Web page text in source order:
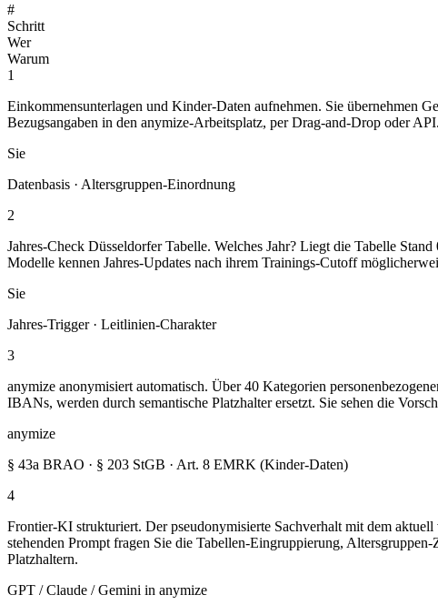
#
Schritt
Wer
Warum
1
Einkommensunterlagen und Kinder-Daten aufnehmen. Sie übernehmen
Bezugsangaben in den anymize-Arbeitsplatz, per Drag-and-Drop oder API.
Sie
Datenbasis · Altersgruppen-Einordnung
2
Jahres-Check Düsseldorfer Tabelle. Welches Jahr? Liegt die Tabelle
Modelle kennen Jahres-Updates nach ihrem Trainings-Cutoff
Sie
Jahres-Trigger · Leitlinien-Charakter
3
anymize anonymisiert automatisch. Über 40 Kategorien
IBANs, werden durch semantische Platzhalter ersetzt. Sie sehen die
anymize
§ 43a BRAO · § 203 StGB · Art. 8 EMRK (Kinder-Daten)
4
Frontier-KI strukturiert. Der pseudonymisierte Sachverhalt mit dem
stehenden Prompt fragen Sie die Tabellen-Eingruppierung,
Platzhaltern.
GPT / Claude / Gemini in anymize